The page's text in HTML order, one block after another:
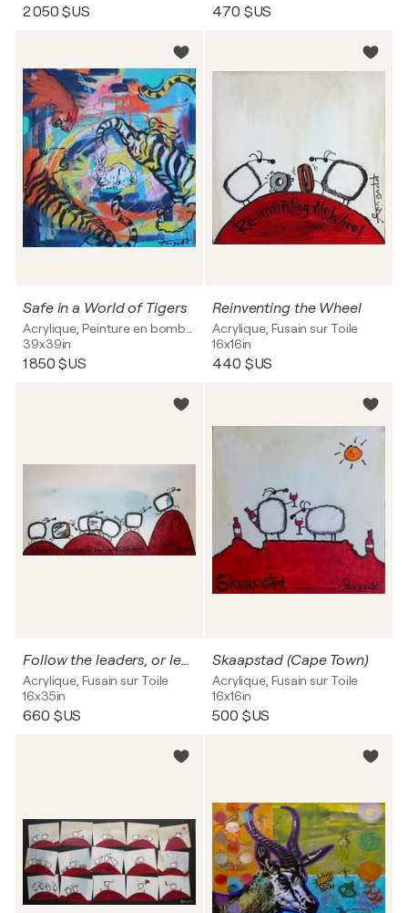
2 050 $US 470 $US
Safe in a World of Tigers
39x39in
1 850 $US
Reinventing the Wheel
Acrylique, Fusain sur Toile
16x16in
440 $US
Follow the leaders, or lead the followers?
Acrylique, Fusain sur Toile
16x35in
660 $US
Skaapstad (Cape Town)
Acrylique, Fusain sur Toile
16x16in
500 $US